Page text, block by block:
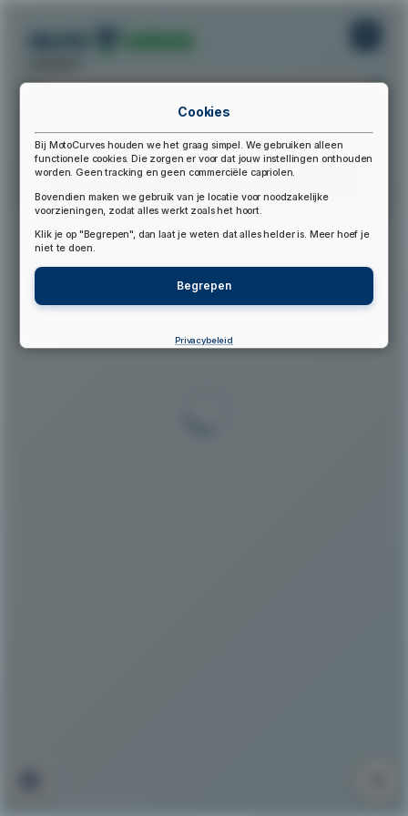
▲
Cookies
Bij MotoCurves houden we het graag simpel. We gebruiken alleen
functionele cookies. Die zorgen er voor dat jouw instellingen onthouden
worden. Geen tracking en geen commerciële capriolen.
Bovendien maken we gebruik van je locatie voor noodzakelijke
voorzieningen, zodat alles werkt zoals het hoort.
Klik je op "Begrepen", dan laat je weten dat alles helder is. Meer hoef je
niet te doen.
Begrepen
Privacybeleid